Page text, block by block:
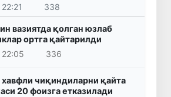
338
вазиятда қолган юзлаб
ортга қайтарилди
22:05
336
чиқиндиларни қайта
20 фоизга етказилади